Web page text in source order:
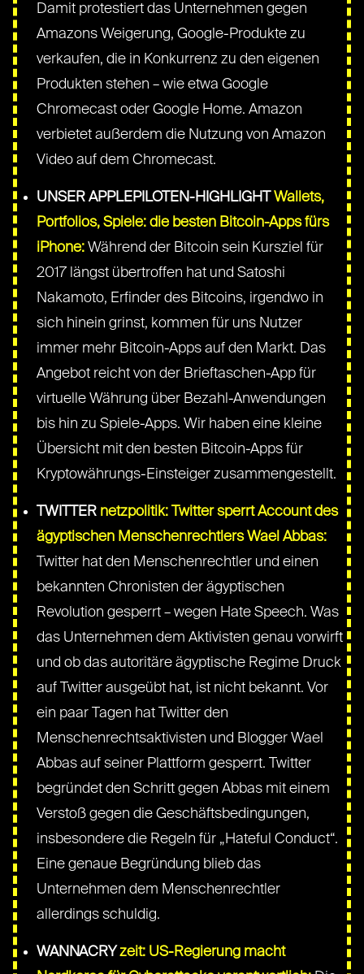
Damit protestiert das Unternehmen gegen
Amazons Weigerung, Google-Produkte zu
verkaufen, die in Konkurrenz zu den eigenen
Produkten stehen – wie etwa Google
Chromecast oder Google Home. Amazon
verbietet außerdem die Nutzung von Amazon
Video auf dem Chromecast.
UNSER APPLEPILOTEN-HIGHLIGHTWallets,
Portfolios, Spiele: die besten Bitcoin-Apps fürs
iPhone: Während der Bitcoin sein Kursziel für
2017 längst übertroffen hat und Satoshi
Nakamoto, Erfinder des Bitcoins, irgendwo in
sich hinein grinst, kommen für uns Nutzer
immer mehr Bitcoin-Apps auf den Markt. Das
Angebot reicht von der Brieftaschen-App für
virtuelle Währung über Bezahl-Anwendungen
bis hin zu Spiele-Apps. Wir haben eine kleine
Übersicht mit den besten Bitcoin-Apps für
Kryptowährungs-Einsteiger zusammengestellt.
TWITTER netzpolitik: Twitter sperrt Account des
ägyptischen Menschenrechtlers Wael Abbas:
Twitter hat den Menschenrechtler und einen
bekannten Chronisten der ägyptischen
Revolution gesperrt – wegen Hate Speech. Was
das Unternehmen dem Aktivisten genau vorwirft
und ob das autoritäre ägyptische Regime Druck
auf Twitter ausgeübt hat, ist nicht bekannt. Vor
ein paar Tagen hat Twitter den
Menschenrechtsaktivisten und Blogger Wael
Abbas auf seiner Plattform gesperrt. Twitter
begründet den Schritt gegen Abbas mit einem
Verstoß gegen die Geschäftsbedingungen,
insbesondere die Regeln für „Hateful Conduct“.
Eine genaue Begründung blieb das
Unternehmen dem Menschenrechtler
allerdings schuldig.
WANNACRYzeit: US-Regierung macht